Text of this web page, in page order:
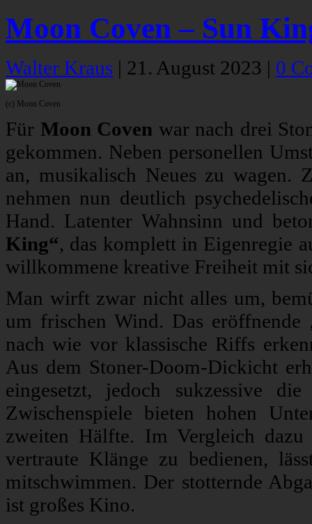
Moon Coven – Sun
Walter Kraus | 21. August 2023 | 0
(c) Moon Coven
Für Moon Coven war nach drei
gekommen. Neben personellen
an, musikalisch Neues zu wagen.
nehmen nun deutlich
Hand. Latenter Wahnsinn und
King“, das komplett in Eigenregie
willkommene kreative Freiheit mit
Man wirft zwar nicht alles um,
um frischen Wind. Das
nach wie vor klassische Riffs
Aus dem Stoner-Doom-Dickicht
eingesetzt, jedoch sukzessive
Zwischenspiele bieten hohen
zweiten Hälfte. Im Vergleich dazu
vertraute Klänge zu bedienen,
mitschwimmen. Der stotternde
ist großes Kino.